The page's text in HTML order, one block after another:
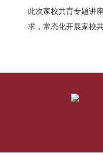
此次家校共育专题讲
求，常态化开展家校